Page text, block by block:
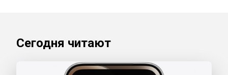
Сегодня читают